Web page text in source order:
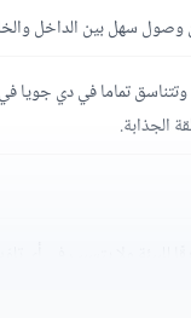
وصول سهل بين الداخل
تماما في دي جويا
الجذابة.